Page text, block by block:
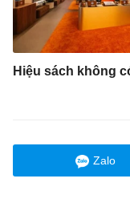
Hiệu sách không
Zalo